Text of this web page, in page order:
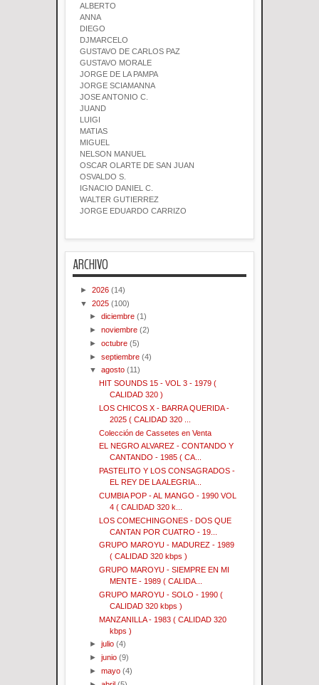
ALBERTO
ANNA
DIEGO
DJMARCELO
GUSTAVO DE CARLOS PAZ
GUSTAVO MORALE
JORGE DE LA PAMPA
JORGE SCIAMANNA
JOSE ANTONIO C.
JUAND
LUIGI
MATIAS
MIGUEL
NELSON MANUEL
OSCAR OLARTE DE SAN JUAN
OSVALDO S.
IGNACIO DANIEL C.
WALTER GUTIERREZ
JORGE EDUARDO CARRIZO
ARCHIVO
► 2026 (14)
▼ 2025 (100)
►diciembre (1)
►noviembre (2)
►octubre (5)
►septiembre (4)
▼agosto (11)
HIT SOUNDS 15 - VOL 3 - 1979 (
CALIDAD 320 )
LOS CHICOS X - BARRA QUERIDA -
2025 ( CALIDAD 320 ...
Colección de Cassetes en Venta
EL NEGRO ALVAREZ - CONTANDO Y
CANTANDO - 1985 ( CA...
PASTELITO Y LOS CONSAGRADOS -
EL REY DE LA ALEGRIA...
CUMBIA POP - AL MANGO - 1990 VOL
4 ( CALIDAD 320 k...
LOS COMECHINGONES - DOS QUE
CANTAN POR CUATRO - 19...
GRUPO MAROYU - MADUREZ - 1989
( CALIDAD 320 kbps )
GRUPO MAROYU - SIEMPRE EN MI
MENTE - 1989 ( CALIDA...
GRUPO MAROYU - SOLO - 1990 (
CALIDAD 320 kbps )
MANZANILLA - 1983 ( CALIDAD 320
kbps )
►julio (4)
►junio (9)
►mayo (4)